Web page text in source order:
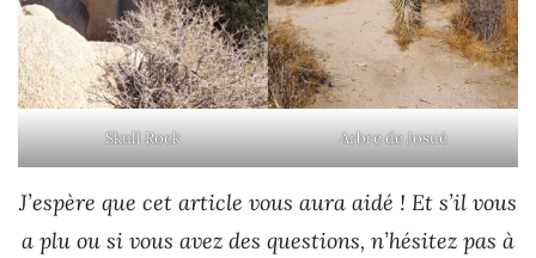
Skull Rock Arbre de Josué
J’espère que cet article vous aura aidé ! Et s’il vous
a plu ou si vous avez des questions, n’hésitez pas à